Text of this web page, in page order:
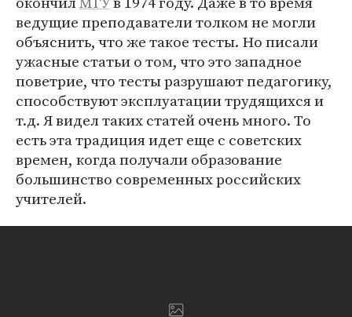
ведущие преподаватели толком не могли
объяснить, что же такое тесты. Но писали
ужасные статьи о том, что это западное
поветрие, что тесты разрушают педагогику,
способствуют эксплуатации трудящихся и
т.д. Я видел таких статей очень много. То
есть эта традиция идет еще с советских
времен, когда получали образование
большинство современных российских
учителей.